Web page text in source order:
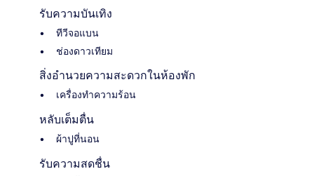
รับความบันเทิง
ทีวีจอแบน
ช่องดาวเทียม
สิ่งอำนวยความสะดวกในห้องพัก
เครื่องทำความร้อน
หลับเต็มตื่น
ผ้าปูที่นอน
รับความสดชื่น